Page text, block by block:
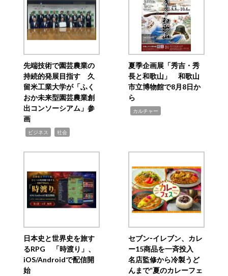
先端技術で園芸農業の
持続的発展目指す 久
留米工業大学が「ふく
おか未来型園芸農業創
出コンソーシアム」参
画
ビジネス 社会
夏季企画展「秀吉・秀
長と和歌山」 和歌山
市立博物館で8月8日か
ら
カルチャー
日本史と世界史を旅す
るRPG 「時渡り」、
iOS/Androidで配信開
始
セブン‐イレブン、カレ
ー15商品を一斉投入
名店監修から冷製うど
んまで“夏のカレーフェ